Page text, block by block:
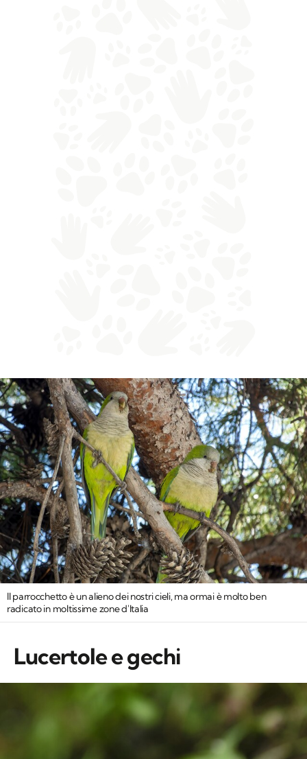
Il parrocchetto è un alieno dei nostri cieli, ma ormai è molto ben
radicato in moltissime zone d'Italia
Lucertole e gechi